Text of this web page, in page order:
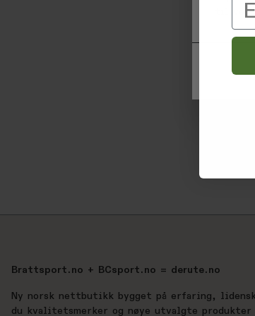
Brattsport.no + BCsport.no = derute.no
Ny norsk nettbutikk bygget på erfaring,
du kvalitetsmerker og nøye utvalgte
til ved